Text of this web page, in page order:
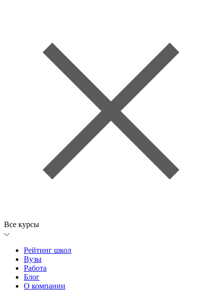
Все курсы
Рейтинг школ
Вузы
Работа
Блог
О компании